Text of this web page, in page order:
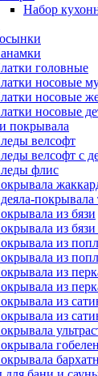
Набор
головные
носовые
носовые
носовые
покрывала
велсофт
велсофт с
флис
из бязи
из
из
из
из
из
из
из
гобелен